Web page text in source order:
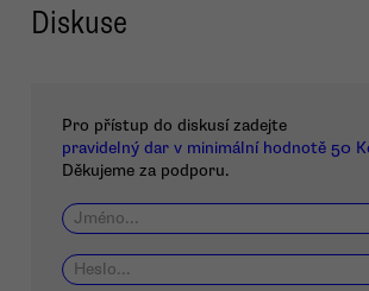
Diskuse
Pro přístup do diskusí zadejte
pravidelný dar v minimální hodnotě 50
Děkujeme za podporu.